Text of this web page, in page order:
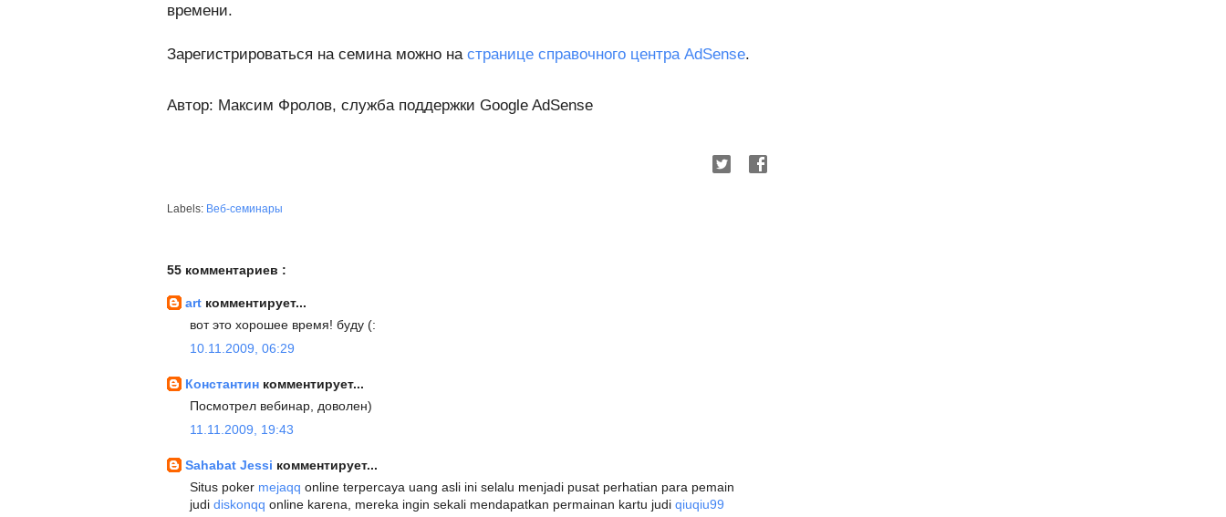
времени.
Зарегистрироваться на семина можно на странице справочного центра AdSense.
Автор: Максим Фролов, служба поддержки Google AdSense
Labels: Веб-семинары
55 комментариев :
art комментирует...
вот это хорошее время! буду (:
10.11.2009, 06:29
Константин комментирует...
Посмотрел вебинар, доволен)
11.11.2009, 19:43
Sahabat Jessi комментирует...
Situs poker mejaqq online terpercaya uang asli ini selalu menjadi pusat perhatian para pemain
judi diskonqq online karena, mereka ingin sekali mendapatkan permainan kartu judi qiuqiu99